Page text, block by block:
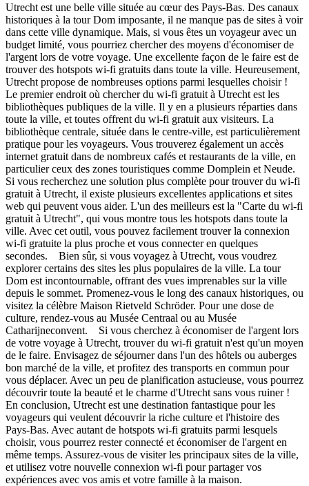
Utrecht est une belle ville située au cœur des Pays-Bas. Des canaux
historiques à la tour Dom imposante, il ne manque pas de sites à voir
dans cette ville dynamique. Mais, si vous êtes un voyageur avec un
budget limité, vous pourriez chercher des moyens d'économiser de
l'argent lors de votre voyage. Une excellente façon de le faire est de
trouver des hotspots wi-fi gratuits dans toute la ville. Heureusement,
Utrecht propose de nombreuses options parmi lesquelles choisir !
Le premier endroit où chercher du wi-fi gratuit à Utrecht est les
bibliothèques publiques de la ville. Il y en a plusieurs réparties dans
toute la ville, et toutes offrent du wi-fi gratuit aux visiteurs. La
bibliothèque centrale, située dans le centre-ville, est particulièrement
pratique pour les voyageurs. Vous trouverez également un accès
internet gratuit dans de nombreux cafés et restaurants de la ville, en
particulier ceux des zones touristiques comme Domplein et Neude.
Si vous recherchez une solution plus complète pour trouver du wi-fi
gratuit à Utrecht, il existe plusieurs excellentes applications et sites
web qui peuvent vous aider. L'un des meilleurs est la "Carte du wi-fi
gratuit à Utrecht", qui vous montre tous les hotspots dans toute la
ville. Avec cet outil, vous pouvez facilement trouver la connexion
wi-fi gratuite la plus proche et vous connecter en quelques
secondes. Bien sûr, si vous voyagez à Utrecht, vous voudrez
explorer certains des sites les plus populaires de la ville. La tour
Dom est incontournable, offrant des vues imprenables sur la ville
depuis le sommet. Promenez-vous le long des canaux historiques, ou
visitez la célèbre Maison Rietveld Schröder. Pour une dose de
culture, rendez-vous au Musée Centraal ou au Musée
Catharijneconvent. Si vous cherchez à économiser de l'argent lors
de votre voyage à Utrecht, trouver du wi-fi gratuit n'est qu'un moyen
de le faire. Envisagez de séjourner dans l'un des hôtels ou auberges
bon marché de la ville, et profitez des transports en commun pour
vous déplacer. Avec un peu de planification astucieuse, vous pourrez
découvrir toute la beauté et le charme d'Utrecht sans vous ruiner !
En conclusion, Utrecht est une destination fantastique pour les
voyageurs qui veulent découvrir la riche culture et l'histoire des
Pays-Bas. Avec autant de hotspots wi-fi gratuits parmi lesquels
choisir, vous pourrez rester connecté et économiser de l'argent en
même temps. Assurez-vous de visiter les principaux sites de la ville,
et utilisez votre nouvelle connexion wi-fi pour partager vos
expériences avec vos amis et votre famille à la maison.